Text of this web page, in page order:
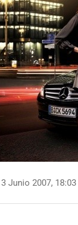
Junio 2007, 18:03